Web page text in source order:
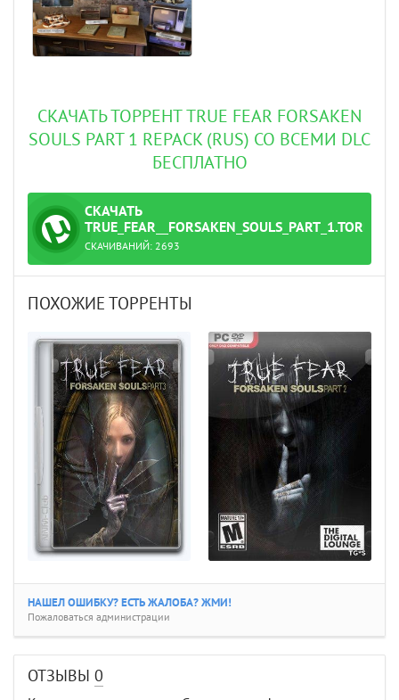
СКАЧАТЬ ТОРРЕНТ TRUE FEAR FORSAKEN
SOULS PART 1 REPACK (RUS) СО ВСЕМИ DLC
БЕСПЛАТНО
СКАЧАТЬ
ТОРРЕНТ
TRUE_FEAR__FORSAKEN_SOULS_PART_1.TORRENT
СКАЧИВАНИЙ: 2693
ПОХОЖИЕ ТОРРЕНТЫ
НАШЕЛ ОШИБКУ? ЕСТЬ ЖАЛОБА? ЖМИ!
Пожаловаться администрации
ОТЗЫВЫ 0